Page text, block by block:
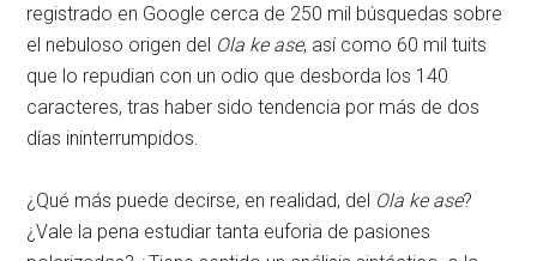
registrado en Google cerca de 250 mil búsquedas sobre
el nebuloso origen del Ola ke ase, así como 60 mil tuits
que lo repudian con un odio que desborda los 140
caracteres, tras haber sido tendencia por más de dos
días ininterrumpidos.
¿Qué más puede decirse, en realidad, del Ola ke ase?
¿Vale la pena estudiar tanta euforia de pasiones